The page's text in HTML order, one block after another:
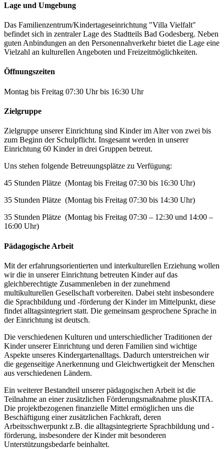
Lage und Umgebung
Das Familienzentrum/Kindertageseinrichtung "Villa Vielfalt"
befindet sich in zentraler Lage des Stadtteils Bad Godesberg. Neben
guten Anbindungen an den Personennahverkehr bietet die Lage eine
Vielzahl an kulturellen Angeboten und Freizeitmöglichkeiten.
Öffnungszeiten
Montag bis Freitag 07:30 Uhr bis 16:30 Uhr
Zielgruppe
Zielgruppe unserer Einrichtung sind Kinder im Alter von zwei bis
zum Beginn der Schulpflicht. Insgesamt werden in unserer
Einrichtung 60 Kinder in drei Gruppen betreut.
Uns stehen folgende Betreuungsplätze zu Verfügung:
45 Stunden Plätze (Montag bis Freitag 07:30 bis 16:30 Uhr)
35 Stunden Plätze (Montag bis Freitag 07:30 bis 14:30 Uhr)
35 Stunden Plätze (Montag bis Freitag 07:30 – 12:30 und 14:00 –
16:00 Uhr)
Pädagogische Arbeit
Mit der erfahrungsorientierten und interkulturellen Erziehung wollen
wir die in unserer Einrichtung betreuten Kinder auf das
gleichberechtigte Zusammenleben in der zunehmend
multikulturellen Gesellschaft vorbereiten. Dabei steht insbesondere
die Sprachbildung und -förderung der Kinder im Mittelpunkt, diese
findet alltagsintegriert statt. Die gemeinsam gesprochene Sprache in
der Einrichtung ist deutsch.
Die verschiedenen Kulturen und unterschiedlicher Traditionen der
Kinder unserer Einrichtung und deren Familien sind wichtige
Aspekte unseres Kindergartenalltags. Dadurch unterstreichen wir
die gegenseitige Anerkennung und Gleichwertigkeit der Menschen
aus verschiedenen Ländern.
Ein weiterer Bestandteil unserer pädagogischen Arbeit ist die
Teilnahme an einer zusätzlichen Förderungsmaßnahme plusKITA.
Die projektbezogenen finanzielle Mittel ermöglichen uns die
Beschäftigung einer zusätzlichen Fachkraft, deren
Arbeitsschwerpunkt z.B. die alltagsintegrierte Sprachbildung und -
förderung, insbesondere der Kinder mit besonderen
Unterstützungsbedarfe beinhaltet.